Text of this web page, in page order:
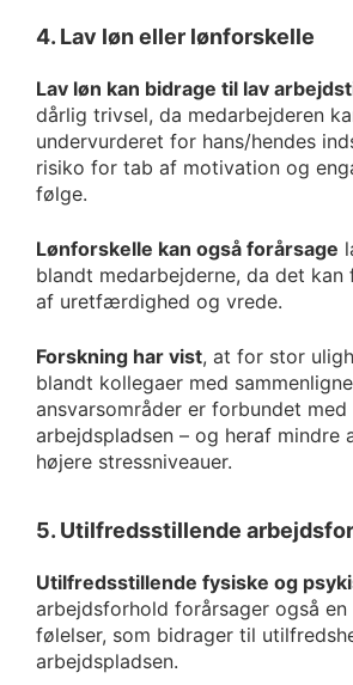
4. Lav løn eller lønforskelle
Lav løn kan bidrage til lav
dårlig trivsel, da medarbejderen
undervurderet for hans/hendes
risiko for tab af motivation og
følge.
Lønforskelle kan også forårsage
blandt medarbejderne, da det
af uretfærdighed og vrede.
Forskning har vist, at for stor
blandt kollegaer med
ansvarsområder er forbundet
arbejdspladsen – og heraf mindre
højere stressniveauer.
5. Utilfredsstillende
Utilfredsstillende fysiske og
arbejdsforhold forårsager også
følelser, som bidrager til
arbejdspladsen.